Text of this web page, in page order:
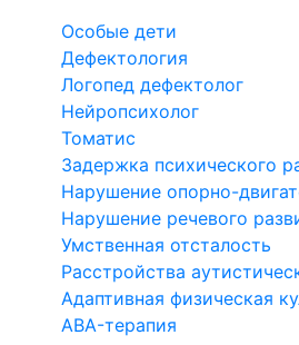
Особые дети
Дефектология
Логопед дефектолог
Нейропсихолог
Томатис
Задержка психического
Нарушение опорно-
Нарушение речевого
Умственная отсталость
Расстройства
Адаптивная физическая
ABA-терапия